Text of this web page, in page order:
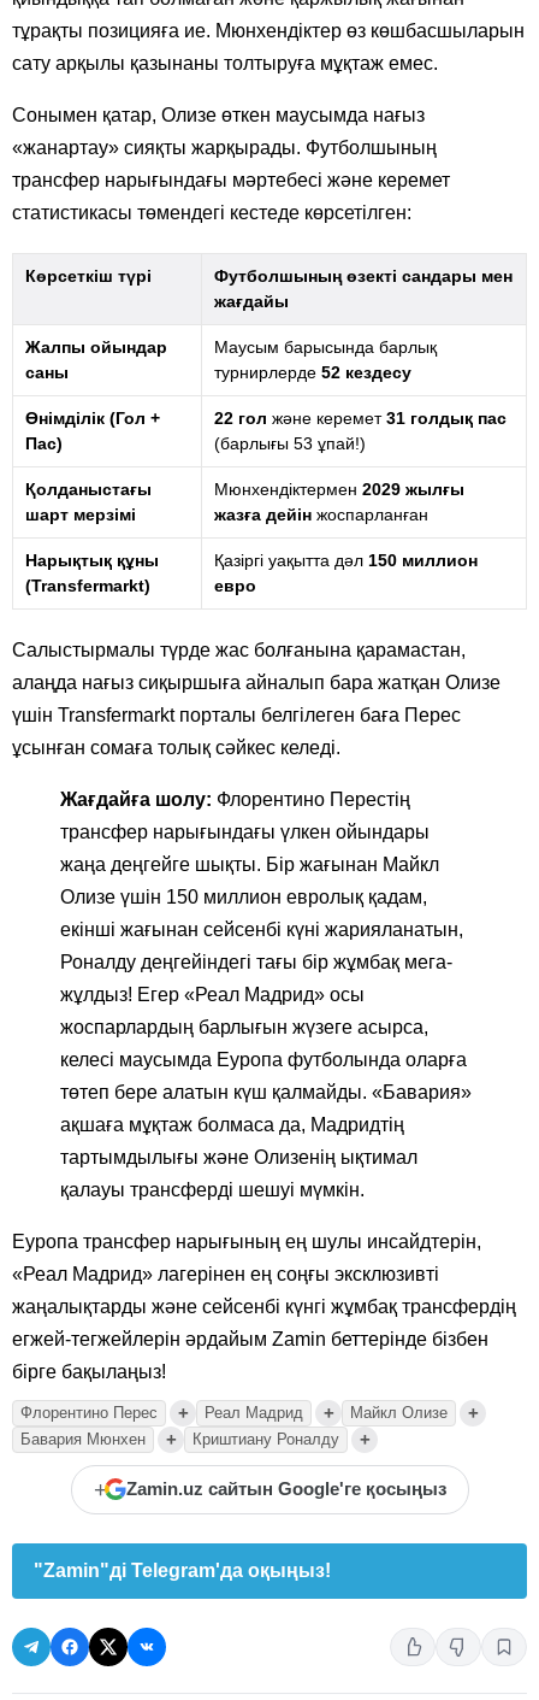
тұрақты позицияға ие. Мюнхендіктер өз көшбасшыларын
сату арқылы қазынаны толтыруға мұқтаж емес.
Сонымен қатар, Олизе өткен маусымда нағыз
«жанартау» сияқты жарқырады. Футболшының
трансфер нарығындағы мәртебесі және керемет
статистикасы төмендегі кестеде көрсетілген:
Көрсеткіш түрі
Футболшының өзекті сандары мен
жағдайы
Жалпы ойындар
саны
Маусым барысында барлық
турнирлерде 52 кездесу
Өнімділік (Гол +
Пас)
22 гол және керемет31 голдық пас
(барлығы 53 ұпай!)
Қолданыстағы
шарт мерзімі
Мюнхендіктермен 2029 жылғы
жазға дейін жоспарланған
Нарықтық құны
(Transfermarkt)
Қазіргі уақытта дәл 150 миллион
евро
Салыстырмалы түрде жас болғанына қарамастан,
алаңда нағыз сиқыршыға айналып бара жатқан Олизе
үшін Transfermarkt порталы белгілеген баға Перес
ұсынған сомаға толық сәйкес келеді.
Жағдайға шолу: Флорентино Перестің
трансфер нарығындағы үлкен ойындары
жаңа деңгейге шықты. Бір жағынан Майкл
Олизе үшін 150 миллион евролық қадам,
екінші жағынан сейсенбі күні жарияланатын,
Роналду деңгейіндегі тағы бір жұмбақ мега-
жұлдыз! Егер «Реал Мадрид» осы
жоспарлардың барлығын жүзеге асырса,
келесі маусымда Еуропа футболында оларға
төтеп бере алатын күш қалмайды. «Бавария»
ақшаға мұқтаж болмаса да, Мадридтің
тартымдылығы және Олизенің ықтимал
қалауы трансферді шешуі мүмкін.
Еуропа трансфер нарығының ең шулы инсайдтерін,
«Реал Мадрид» лагерінен ең соңғы эксклюзивті
жаңалықтарды және сейсенбі күнгі жұмбақ трансфердің
егжей-тегжейлерін әрдайым Zamin беттерінде бізбен
бірге бақылаңыз!
Флорентино Перес + Реал Мадрид + Майкл Олизе +
Бавария Мюнхен + Криштиану Роналду +
+ Zamin.uz сайтын Google'ге қосыңыз
"Zamin"ді Telegram'да оқыңыз!